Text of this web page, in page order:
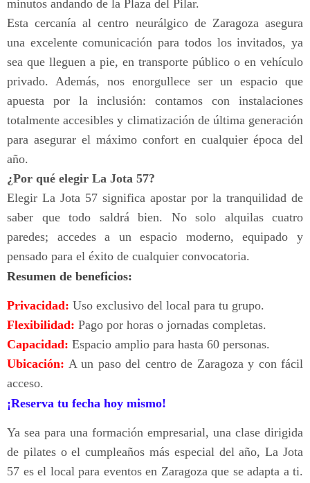
minutos andando de la Plaza del Pilar.
Esta cercanía al centro neurálgico de Zaragoza asegura
una excelente comunicación para todos los invitados, ya
sea que lleguen a pie, en transporte público o en vehículo
privado. Además, nos enorgullece ser un espacio que
apuesta por la inclusión: contamos con instalaciones
totalmente accesibles y climatización de última generación
para asegurar el máximo confort en cualquier época del
año.
¿Por qué elegir La Jota 57?
Elegir La Jota 57 significa apostar por la tranquilidad de
saber que todo saldrá bien. No solo alquilas cuatro
paredes; accedes a un espacio moderno, equipado y
pensado para el éxito de cualquier convocatoria.
Resumen de beneficios:
Privacidad: Uso exclusivo del local para tu grupo.
Flexibilidad: Pago por horas o jornadas completas.
Capacidad: Espacio amplio para hasta 60 personas.
Ubicación: A un paso del centro de Zaragoza y con fácil
acceso.
¡Reserva tu fecha hoy mismo!
Ya sea para una formación empresarial, una clase dirigida
de pilates o el cumpleaños más especial del año, La Jota
57 es el local para eventos en Zaragoza que se adapta a ti.